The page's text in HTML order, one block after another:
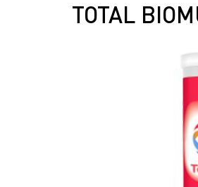
TOTAL